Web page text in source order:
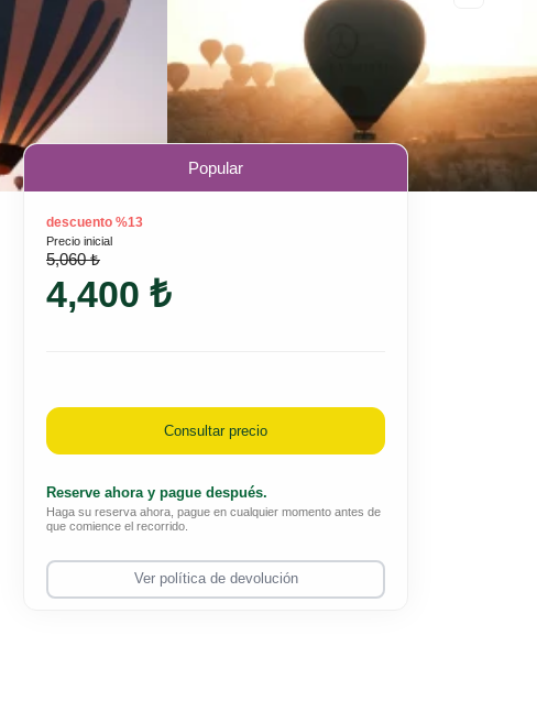
Popular
descuento %13
Precio inicial
5,060 ₺
4,400 ₺
Consultar precio
Reserve ahora y pague después.
Haga su reserva ahora, pague en cualquier momento antes de
que comience el recorrido.
Ver política de devolución